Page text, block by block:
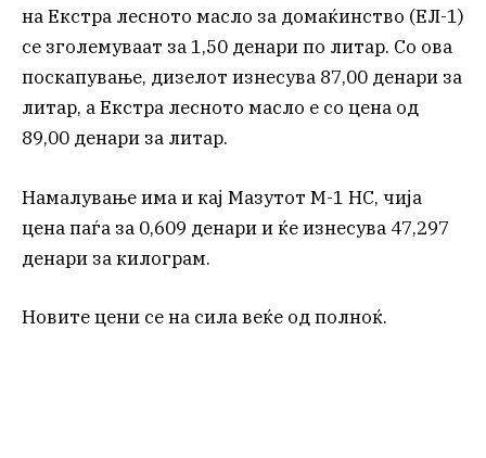
на Екстра лесното масло за домаќинство (ЕЛ-1)
се зголемуваат за 1,50 денари по литар. Со ова
поскапување, дизелот изнесува 87,00 денари за
литар, а Екстра лесното масло е со цена од
89,00 денари за литар.
Намалување има и кај Мазутот М-1 НС, чија
цена паѓа за 0,609 денари и ќе изнесува 47,297
денари за килограм.
Новите цени се на сила веќе од полноќ.